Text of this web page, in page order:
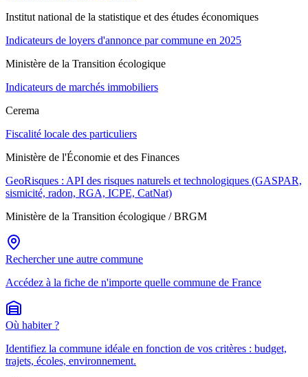
Institut national de la statistique et des études économiques
Indicateurs de loyers d'annonce par commune en 2025
Ministère de la Transition écologique
Indicateurs de marchés immobiliers
Cerema
Fiscalité locale des particuliers
Ministère de l'Économie et des Finances
GeoRisques : API des risques naturels et technologiques (GASPAR,
sismicité, radon, RGA, ICPE, CatNat)
Ministère de la Transition écologique / BRGM
Rechercher une autre commune
Accédez à la fiche de n'importe quelle commune de France
Où habiter ?
Identifiez la commune idéale en fonction de vos critères : budget,
trajets, écoles, environnement.